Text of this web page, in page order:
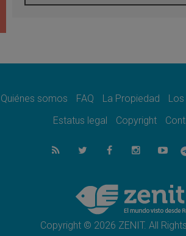
Tagle: La guerra desfigura el
como misión al servicio del
SIGNIS 2026, dar voz a las
07.08.2026
Lanzan un proyecto de
Programa oficial del Viaje
Papa León XIV a Francia
Quiénes somos FAQ La Propiedad
Estatus legal
Copyright
Copyright © 2026 ZENIT. All